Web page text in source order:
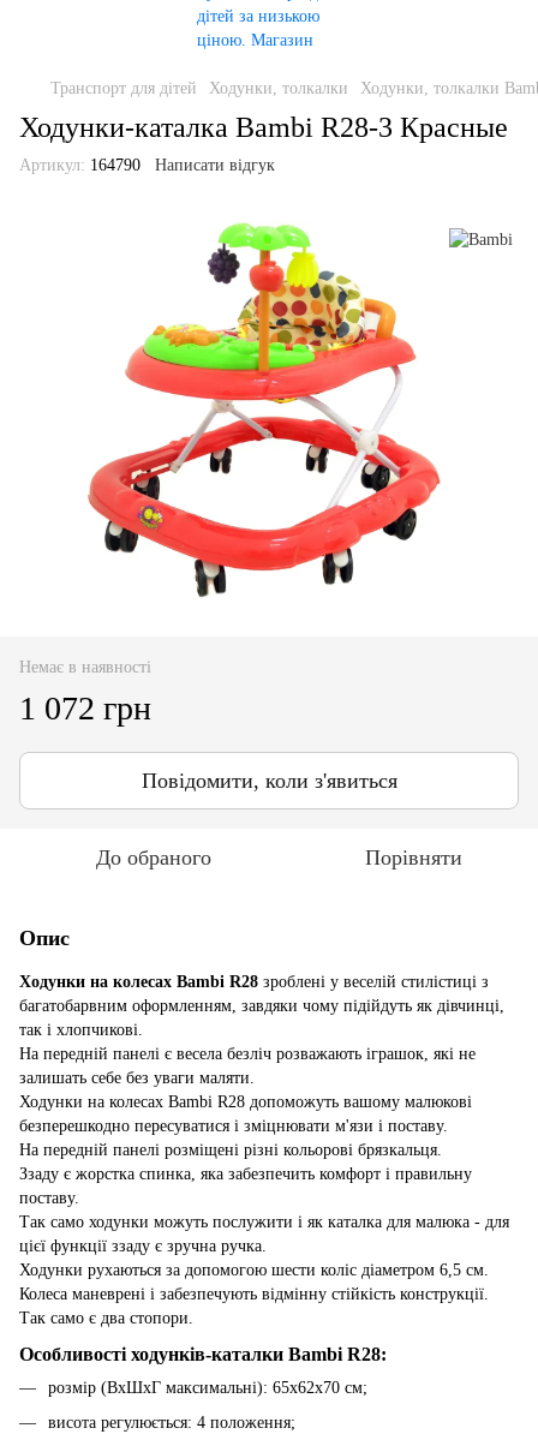
Транспорт для дітей Ходунки, толкалки Ходунки, толкалки
Ходунки-каталка Bambi R28-3 Красные
Артикул: 164790 Написати відгук
Немає в наявності
1 072 грн
Повідомити, коли з'явиться
До обраного Порівняти
Опис
Ходунки на колесах Bambi R28 зроблені у веселій стилістиці з
багатобарвним оформленням, завдяки чому підійдуть як дівчинці,
так і хлопчикові.
На передній панелі є весела безліч розважають іграшок, які не
залишать себе без уваги маляти.
Ходунки на колесах Bambi R28 допоможуть вашому малюкові
безперешкодно пересуватися і зміцнювати м'язи і поставу.
На передній панелі розміщені різні кольорові брязкальця.
Ззаду є жорстка спинка, яка забезпечить комфорт і правильну
поставу.
Так само ходунки можуть послужити і як каталка для малюка - для
цієї функції ззаду є зручна ручка.
Ходунки рухаються за допомогою шести коліс діаметром 6,5 см.
Колеса маневрені і забезпечують відмінну стійкість конструкції.
Так само є два стопори.
Особливості ходунків-каталки Bambi R28:
розмір (ВхШхГ максимальні): 65х62х70 см;
висота регулюється: 4 положення;